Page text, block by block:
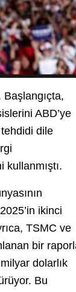
ABD’ye
dile
ikinci
TSMC ve
bir
dolarlık
Bu